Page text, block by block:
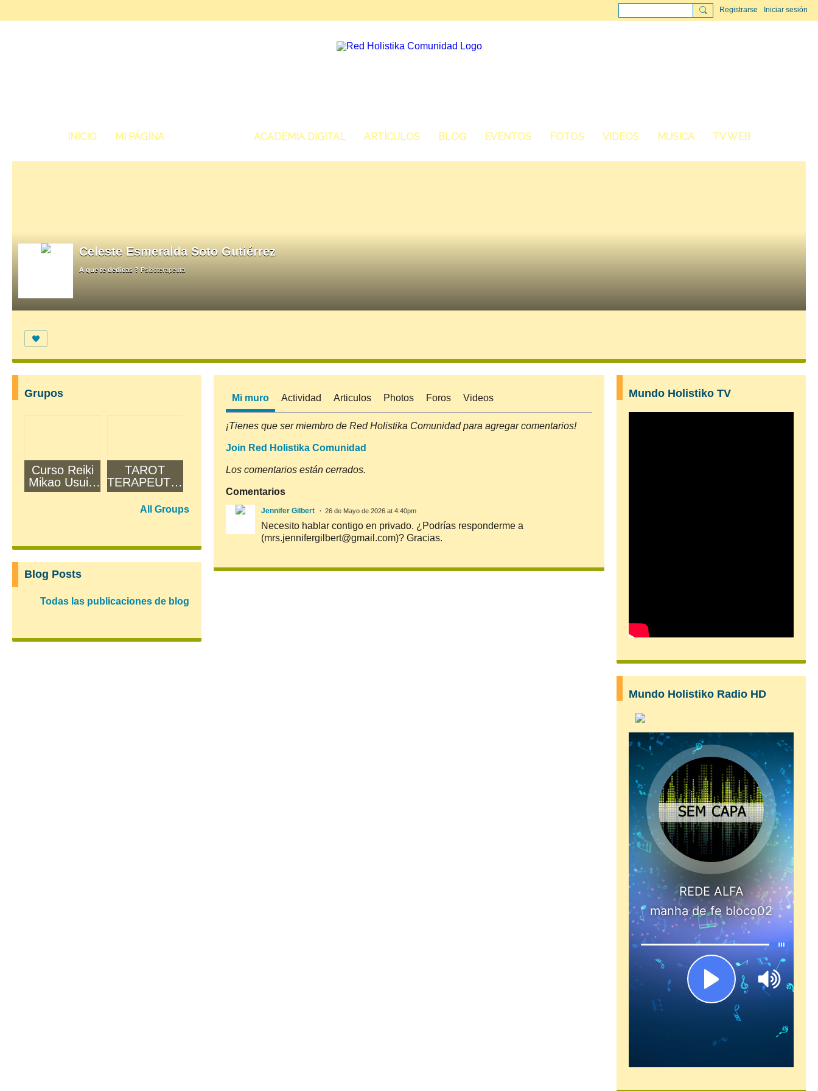
Registrarse Iniciar sesión
INICIO MI PÁGINA ACADEMIA DIGITAL ARTÌCULOS BLOG EVENTOS FOTOS VIDEOS MUSICA TV WEB
Celeste Esmeralda Soto Gutiérrez
A que te dedicas ? Psicoterapeuta
Mi muro Actividad Articulos Photos Foros Videos
¡Tienes que ser miembro de Red Holistika Comunidad para agregar comentarios!
Join Red Holistika Comunidad
Los comentarios están cerrados.
Comentarios
Jennifer Gilbert 26 de Mayo de 2026 at 4:40pm
Necesito hablar contigo en privado. ¿Podrías responderme a
(mrs.jennifergilbert@gmail.com)? Gracias.
Grupos
Curso Reiki
Mikao Usui -
Primavera
TAROT
TERAPEUTIC
O - OTOÑO
All Groups
Blog Posts
Todas las publicaciones de blog
Mundo Holistiko TV
Mundo Holistiko Radio HD